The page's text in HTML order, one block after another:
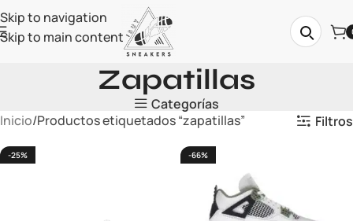
Skip to navigation
Skip to main content
Zapatillas
Categorías
Inicio Productos etiquetados “zapatillas” Filtros
-25% -66%